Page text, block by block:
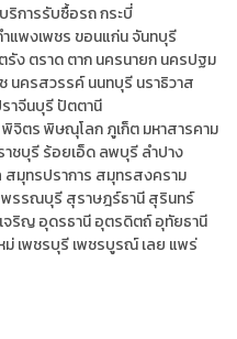
ริการรับซื้อรถกระบี่
แพงเพชร ขอนแก่นจันทบุรี
ตรังตราดตากนครนายกนครปฐม
นครสวรรค์นนทบุรีนราธิวาส
าจีนบุรีปัตตานี
พิจิตรพิษณุโลกภูเก็ตมหาสารคาม
าชบุรีร้อยเอ็ดลพบุรีลำปาง
สมุทรปราการ สมุทรสงคราม
รรณบุรีสุราษฎร์ธานีสุรินทร์
จริญอุดรธานีอุตรดิตถ์อุทัยธานี
ม่เพชรบุรีเพชรบูรณ์เลย แพร่